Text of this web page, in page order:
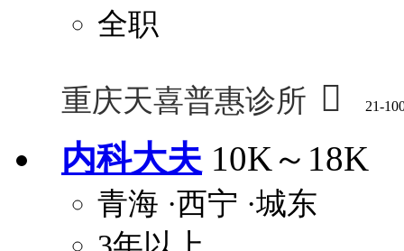
全职
重庆天喜普惠诊所  21-
内科大夫 10K～18K
青海 ·西宁 ·城东